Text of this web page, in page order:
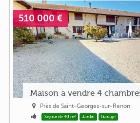
510 000 €
Maison a vendre 4
Près de Saint-Georges-sur-Renon
Séjour de 40 m² Jardin Garage